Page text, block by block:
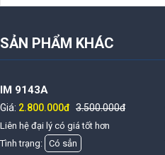
SẢN PHẨM KHÁC
IM 9143A
Giá: 2.800.000đ 3.500.000đ
Liên hệ đại lý có giá tốt hơn
Tình trạng: Có sẳn